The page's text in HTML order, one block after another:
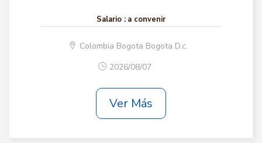
Salario : a convenir
Colombia Bogota Bogota D.c.
2026/08/07
Ver Más